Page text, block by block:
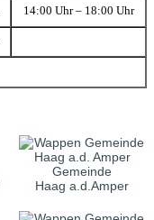
14:00 Uhr – 18:00 Uhr
Gemeinde
Haag a.d.Amper